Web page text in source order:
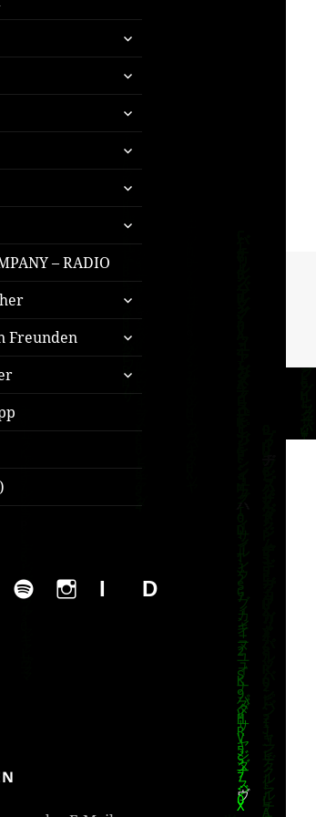
untermenü
öffnen
untermenü
öffnen
untermenü
öffnen
untermenü
öffnen
untermenü
öffnen
untermenü
öffnen
– RADIO
untermenü
öffnen
Freunden
untermenü
öffnen
untermenü
öffnen
SPOTIFYINSTAGRAM
IMPRESSUMDatenschutzerklärung